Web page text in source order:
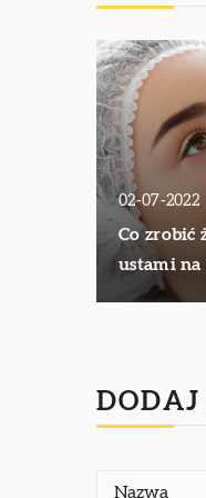
02-07-2022
Co zrobić
ustami na